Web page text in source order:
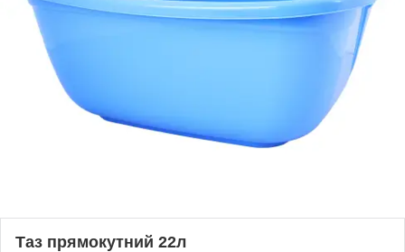
Таз прямокутний 22л